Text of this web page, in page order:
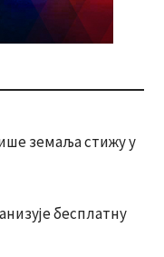
земаља стижу у
бесплатну